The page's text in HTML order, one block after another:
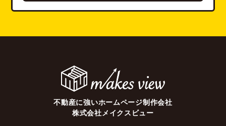
不動産に強いホームページ制作会社
株式会社メイクスビュー